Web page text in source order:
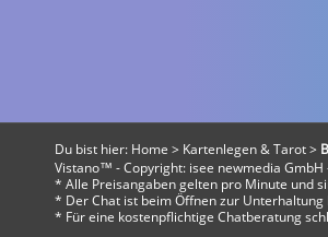
Du bist hier: Home > Kartenlegen & Tarot>
Vistano™ - Copyright: isee newmedia GmbH
* Alle Preisangaben gelten pro Minute und
* Der Chat ist beim Öffnen zur
* Für eine kostenpflichtige Chatberatung